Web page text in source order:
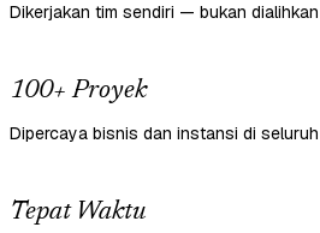
Dikerjakan tim sendiri — bukan
100+ Proyek
Dipercaya bisnis dan instansi di
Tepat Waktu